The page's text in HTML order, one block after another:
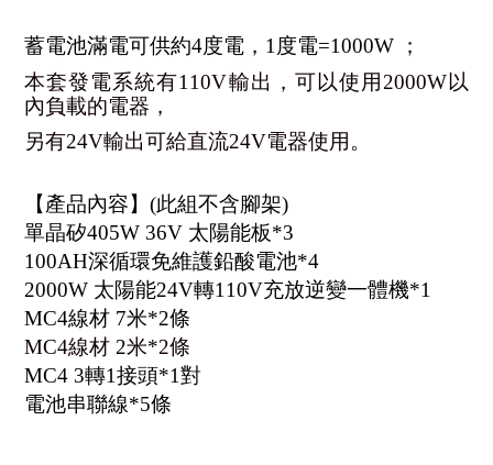
蓄電池滿電可供約4度電，1度電=1000W ；
本套發電系統有110V輸出，可以使用2000W以
內負載的電器，
另有24V輸出可給直流24V電器使用。
【產品內容】(此組不含腳架)
單晶矽405W 36V 太陽能板*3
100AH深循環免維護鉛酸電池*4
2000W 太陽能24V轉110V充放逆變一體機*1
MC4線材 7米*2條
MC4線材 2米*2條
MC4 3轉1接頭*1對
電池串聯線*5條